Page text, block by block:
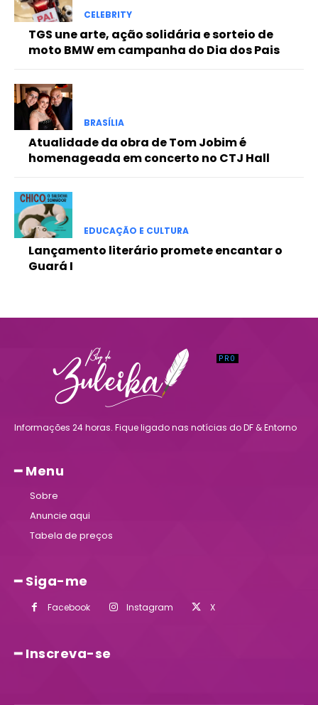
Full member access:
Etiam est nibh, lobortis sit
Ut mollis pellentesque tortor
Nullam eu erat condimentum
Donec quis est ac felis
Orci varius natoque dolor
CELEBRITY
TGS une arte, ação solidária e sorteio de
moto BMW em campanha do Dia dos Pais
BRASÍLIA
Atualidade da obra de Tom Jobim é
homenageada em concerto no CTJ Hall
EDUCAÇÃO E CULTURA
Lançamento literário promete encantar o
Guará I
Informações 24 horas. Fique ligado nas notícias do DF & Entorno
━ Menu
Sobre
Anuncie aqui
Tabela de preços
━ Siga-me
Facebook Instagram X
━ Inscreva-se